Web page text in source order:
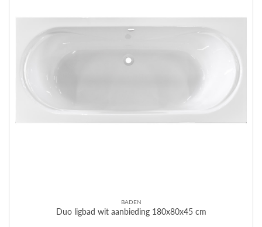
BADEN
Duo ligbad wit aanbieding 180x80x45 cm